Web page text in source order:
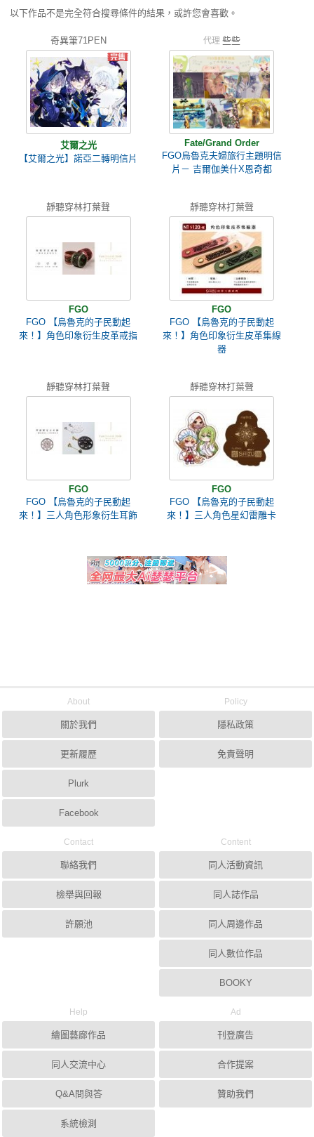
以下作品不是完全符合搜尋條件的結果，或許您會喜歡。
奇異筆71PEN
艾爾之光
【艾爾之光】諾亞二轉明信片
代理 些些
Fate/Grand Order
FGO烏魯克夫婦旅行主題明信
片－ 吉爾伽美什X恩奇都
靜聽穿林打葉聲
FGO
FGO 【烏魯克的子民動起
來！】角色印象衍生皮革戒指
靜聽穿林打葉聲
FGO
FGO 【烏魯克的子民動起
來！】角色印象衍生皮革集線
器
靜聽穿林打葉聲
FGO
FGO 【烏魯克的子民動起
來！】三人角色形象衍生耳飾
靜聽穿林打葉聲
FGO
FGO 【烏魯克的子民動起
來！】三人角色星幻雷雕卡
About
關於我們
更新履歷
Plurk
Facebook
Policy
隱私政策
免責聲明
Contact
聯絡我們
檢舉與回報
許願池
Content
同人活動資訊
同人誌作品
同人周邊作品
同人數位作品
BOOKY
Help
繪圖藝廊作品
同人交流中心
Q&A問與答
系統檢測
Ad
刊登廣告
合作提案
贊助我們